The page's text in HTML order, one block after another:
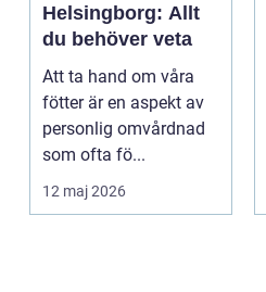
Helsingborg: Allt
du behöver veta
Att ta hand om våra
fötter är en aspekt av
personlig omvårdnad
som ofta fö...
12 maj 2026